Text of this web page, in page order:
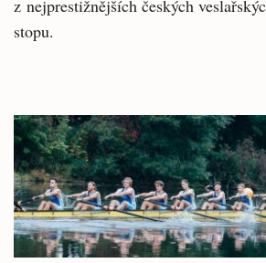
z nejprestižnějších českých
stopu.
Související
články